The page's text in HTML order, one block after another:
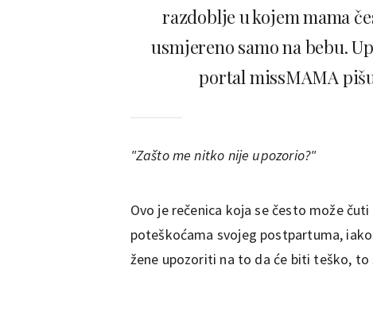
razdoblje u kojem mama
usmjereno samo na bebu.
portal missMAMA
"Zašto me nitko nije upozorio?"
Ovo je rečenica koja se često može
poteškoćama svojeg postpartuma,
žene upozoriti na to da će biti teško,